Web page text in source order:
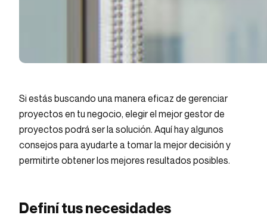
Si estás buscando una manera eficaz de gerenciar
proyectos en tu negocio, elegir el mejor gestor de
proyectos podrá ser la solución. Aquí hay algunos
consejos para ayudarte a tomar la mejor decisión y
permitirte obtener los mejores resultados posibles.
Definí tus necesidades